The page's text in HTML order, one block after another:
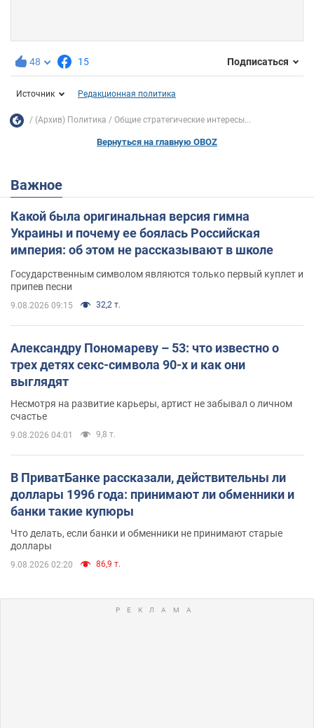
48 15 Подписаться
Источник Редакционная политика
(Архив) Политика Общие стратегические интересы...
Вернуться на главную OBOZ
Важное
Какой была оригинальная версия гимна
Украины и почему ее боялась Российская
империя: об этом не рассказывают в школе
Государственным символом являются только первый куплет и
припев песни
9.08.2026 09:15 32,2 т.
Александру Пономареву – 53: что известно о
трех детях секс-символа 90-х и как они
выглядят
Несмотря на развитие карьеры, артист не забывал о личном
счастье
9.08.2026 04:01 9,8 т.
В ПриватБанке рассказали, действительны ли
доллары 1996 года: принимают ли обменники и
банки такие купюры
Что делать, если банки и обменники не принимают старые
доллары
9.08.2026 02:20 86,9 т.